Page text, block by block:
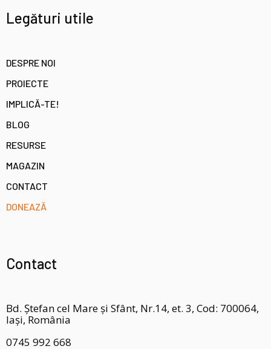
Legături utile
DESPRE NOI
PROIECTE
IMPLICĂ-TE!
BLOG
RESURSE
MAGAZIN
CONTACT
DONEAZĂ
Contact
Bd. Ștefan cel Mare și Sfânt, Nr.14, et. 3, Cod: 700064,
Iași, România
0745 992 668